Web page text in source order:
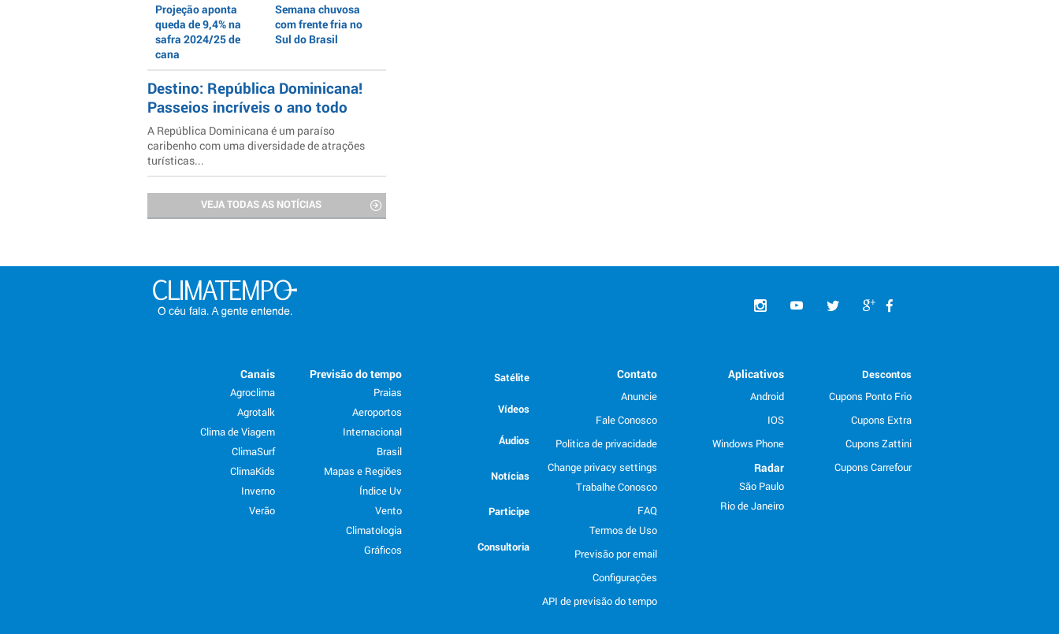
Projeção aponta
queda de 9,4% na
safra 2024/25 de
cana
Semana chuvosa
com frente fria no
Sul do Brasil
Destino: República Dominicana!
Passeios incríveis o ano todo
A República Dominicana é um paraíso
caribenho com uma diversidade de atrações
turísticas...
VEJA TODAS AS NOTÍCIAS
Descontos
Cupons Ponto Frio
Cupons Extra
Cupons Zattini
Cupons Carrefour
Aplicativos
Android
IOS
Windows Phone
Radar
São Paulo
Rio de Janeiro
Contato
Anuncie
Fale Conosco
Politica de privacidade
Change privacy settings
Trabalhe Conosco
FAQ
Termos de Uso
Previsão por email
Configurações
API de previsão do tempo
Satélite
Vídeos
Áudios
Notícias
Participe
Consultoria
Previsão do tempo
Praias
Aeroportos
Internacional
Brasil
Mapas e Regiões
Índice Uv
Vento
Climatologia
Gráficos
Canais
Agroclima
Agrotalk
Clima de Viagem
ClimaSurf
ClimaKids
Inverno
Verão